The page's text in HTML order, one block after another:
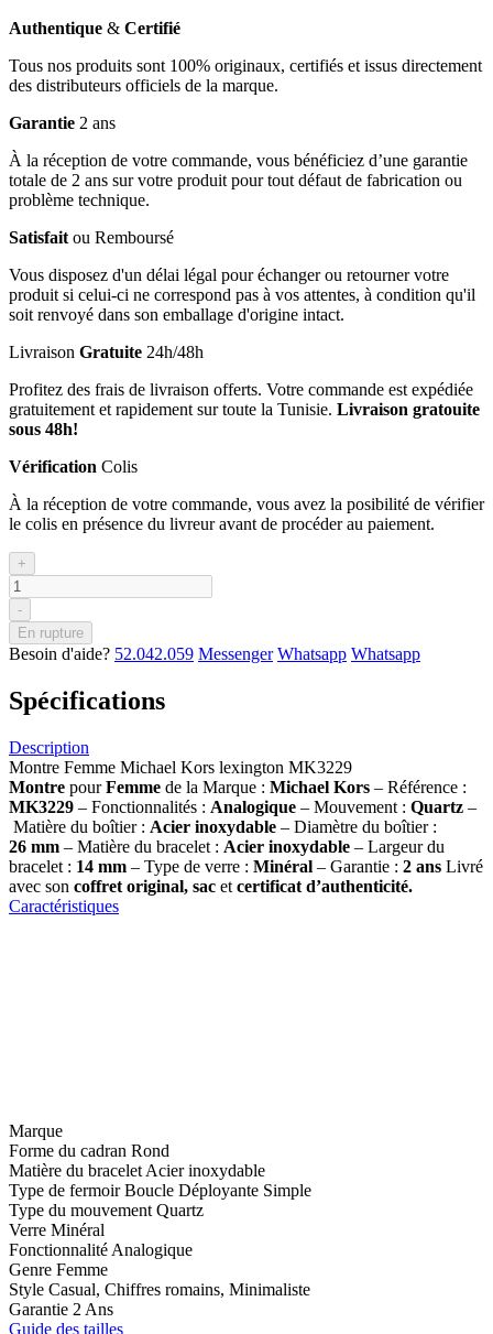
Authentique & Certifié
Tous nos produits sont 100% originaux, certifiés et issus directement
des distributeurs officiels de la marque.
Garantie 2 ans
À la réception de votre commande, vous bénéficiez d’une garantie
totale de 2 ans sur votre produit pour tout défaut de fabrication ou
problème technique.
Satisfait ou Remboursé
Vous disposez d'un délai légal pour échanger ou retourner votre
produit si celui-ci ne correspond pas à vos attentes, à condition qu'il
soit renvoyé dans son emballage d'origine intact.
Livraison Gratuite 24h/48h
Profitez des frais de livraison offerts. Votre commande est expédiée
gratuitement et rapidement sur toute la Tunisie. Livraison gratouite
sous 48h!
Vérification Colis
À la réception de votre commande, vous avez la posibilité de vérifier
le colis en présence du livreur avant de procéder au paiement.
+
-
En rupture
Besoin d'aide? 52.042.059 Messenger Whatsapp Whatsapp
Spécifications
Description
Montre Femme Michael Kors lexington MK3229
Montre pourFemme de la Marque : Michael Kors – Référence :
MK3229 – Fonctionnalités : Analogique – Mouvement : Quartz –
Matière du boîtier : Acier inoxydable – Diamètre du boîtier :
26 mm – Matière du bracelet : Acier inoxydable – Largeur du
bracelet : 14 mm – Type de verre : Minéral – Garantie : 2 ans Livré
avec son coffret original, sac et certificat d’authenticité.
Caractéristiques
Marque
Forme du cadran Rond
Matière du bracelet Acier inoxydable
Type de fermoir Boucle Déployante Simple
Type du mouvement Quartz
Verre Minéral
Fonctionnalité Analogique
Genre Femme
Style Casual, Chiffres romains, Minimaliste
Garantie 2 Ans
Guide des tailles